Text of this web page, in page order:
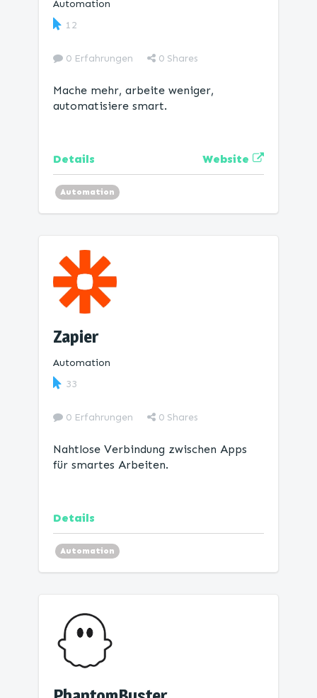
Automation
12
0 Erfahrungen 0 Shares
Mache mehr, arbeite weniger,
automatisiere smart.
Details Website
Automation
Zapier
Automation
33
0 Erfahrungen 0 Shares
Nahtlose Verbindung zwischen Apps
für smartes Arbeiten.
Details
Automation